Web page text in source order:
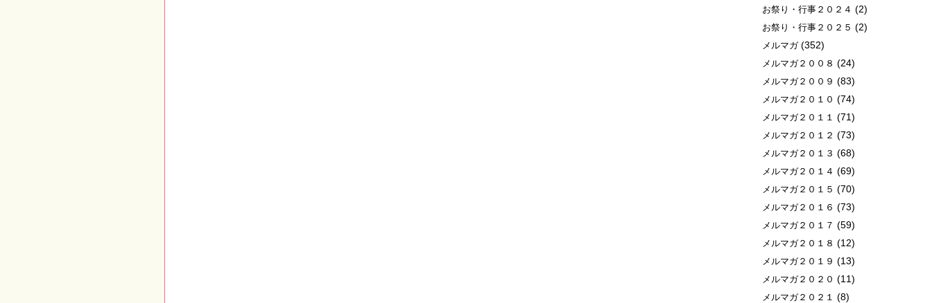
お祭り・行事２０２４ (2)
お祭り・行事２０２５ (2)
メルマガ(352)
メルマガ２００８ (24)
メルマガ２００９ (83)
メルマガ２０１０ (74)
メルマガ２０１１ (71)
メルマガ２０１２ (73)
メルマガ２０１３ (68)
メルマガ２０１４ (69)
メルマガ２０１５ (70)
メルマガ２０１６ (73)
メルマガ２０１７ (59)
メルマガ２０１８ (12)
メルマガ２０１９ (13)
メルマガ２０２０ (11)
メルマガ２０２１ (8)